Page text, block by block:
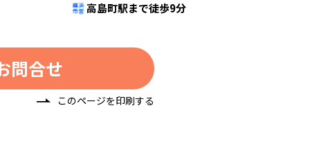
高島町駅まで徒歩9分
問合せ
このページを印刷する